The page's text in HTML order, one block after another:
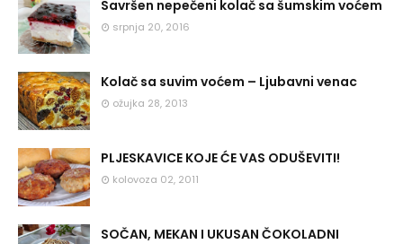
Savršen nepečeni kolač sa šumskim voćem
srpnja 20, 2016
Kolač sa suvim voćem – Ljubavni venac
ožujka 28, 2013
PLJESKAVICE KOJE ĆE VAS ODUŠEVITI!
kolovoza 02, 2011
SOČAN, MEKAN I UKUSAN ČOKOLADNI